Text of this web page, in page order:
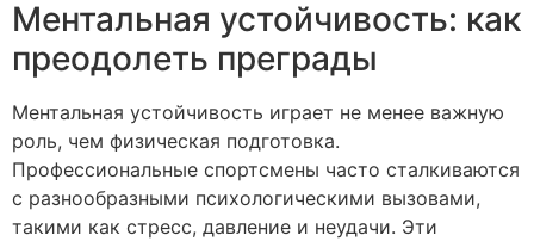
Ментальная устойчивость: как
преодолеть преграды
Ментальная устойчивость играет не менее важную
роль, чем физическая подготовка.
Профессиональные спортсмены часто сталкиваются
с разнообразными психологическими вызовами,
такими как стресс, давление и неудачи. Эти